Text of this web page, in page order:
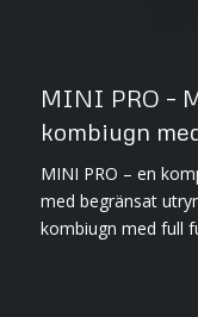
MINI PRO –
kombiugn
MINI PRO – en
med begränsat
kombiugn med full